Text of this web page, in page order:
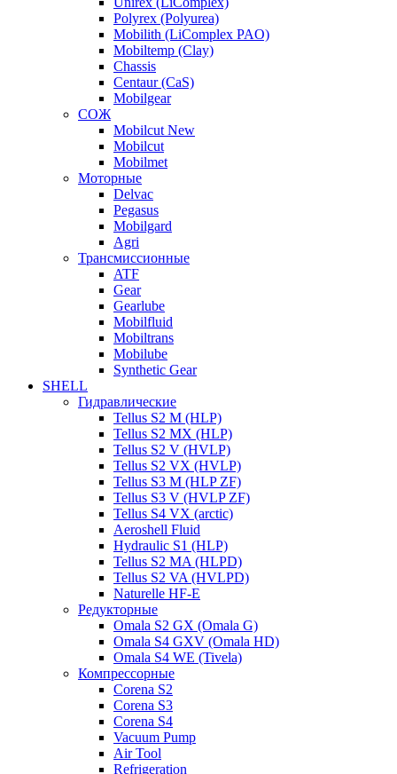
Polyrex (Polyurea)
Mobilith (LiComplex PAO)
Mobiltemp (Clay)
Chassis
Centaur (CaS)
Mobilgear
СОЖ
Mobilcut New
Mobilcut
Mobilmet
Моторные
Delvac
Pegasus
Mobilgard
Agri
Трансмиссионные
ATF
Gear
Gearlube
Mobilfluid
Mobiltrans
Mobilube
Synthetic Gear
SHELL
Гидравлические
Tellus S2 M (HLP)
Tellus S2 MХ (HLP)
Tellus S2 V (HVLP)
Tellus S2 VX (HVLP)
Tellus S3 M (HLP ZF)
Tellus S3 V (HVLP ZF)
Tellus S4 VX (arctic)
Aeroshell Fluid
Hydraulic S1 (HLP)
Tellus S2 MA (HLPD)
Tellus S2 VA (HVLPD)
Naturelle HF-E
Редукторные
Omala S2 GX (Omala G)
Omala S4 GXV (Omala HD)
Omala S4 WE (Tivela)
Компрессорные
Corena S2
Corena S3
Corena S4
Vacuum Pump
Air Tool
Refrigeration